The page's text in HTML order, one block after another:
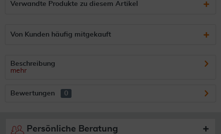
Verwandte Produkte zu diesem Artikel
Von Kunden häufig mitgekauft
Beschreibung
mehr
Bewertungen 0
Persönliche Beratung